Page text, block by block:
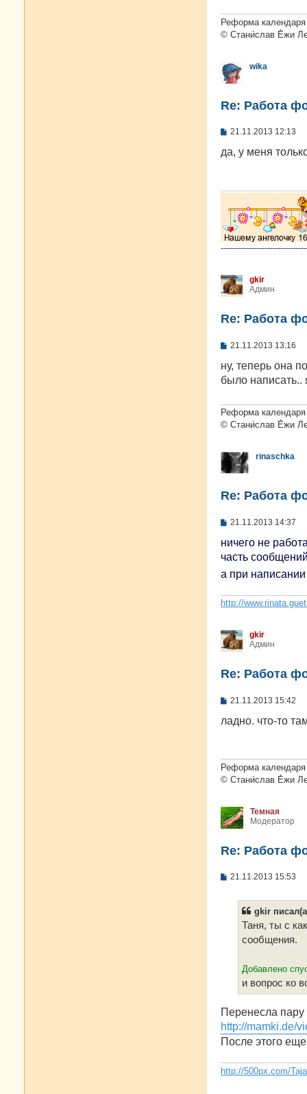
Реформа календаря
© Стани́слав Е́жи
wika
Re: Работа
С
о
н
е
21.11.2013 12:13
да, у меня
gkir
Админ
Re: Работа
С
о
б
щ
и
е
21.11.2013 13:16
ну, теперь она
было написать..
Реформа
© Стани́слав Е́жи
rinaschka
Re: Работа
С
о
щ
н
е
21.11.2013 14:37
ничего не
часть
а при
http://
gkir
Админ
Re: Работа
С
о
н
и
е
21.11.2013 15:42
ладно. что-то
Реформа
© Стани́слав Е́жи
Темная
Модератор
Re: Работа
С
21.11.2013 15:53
gkir
Таня, ты с
сообщения.
Добавлено
и вопрос ко
Перенесла
http://mamki.de/
После этого
http://500px.com/